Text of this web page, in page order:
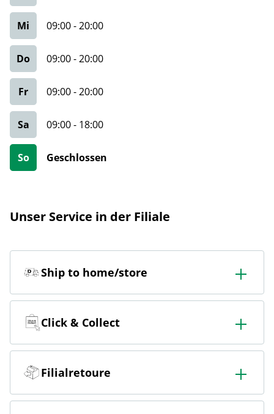
Mi 09:00-20:00
Do 09:00-20:00
Fr 09:00-20:00
Sa 09:00- 18:00
So Geschlossen
Unser Service in der Filiale
Ship to home/store
In der Filiale bestellen & in die Filiale oder nach Hause
liefern lassen.
Click & Collect
Online bestellen & kostenlos hier in der Filiale abholen
Filialretoure
Online bestellen & kostenlos in der Filiale zurückgeben